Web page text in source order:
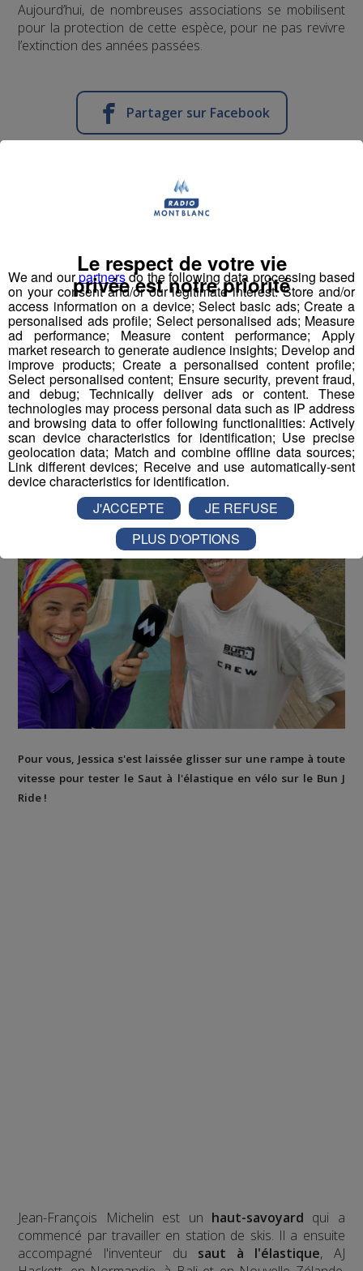
Aujourd’hui, de nombreuses associations se mobilisent
pour la protection de cette espèce, pour ne pas revivre
l’extinction des années passées.
Partager sur Facebook
Partager sur Twitter
Testé Approuvé | Faites du Saut à
l'élastique... en vélo avec Jessica !
Publié par La rédaction Montblanclive 27 juin 2018 à 10h00
-Mis à jour le 16 août 2018 à 15h34
Le Magazine Radio Mont Blanc
Animation
La Matinale des Super Lève-Tôt
Découverte
Pour vous, Jessica s'est laissée glisser sur une rampe à toute
vitesse pour tester le Saut à l'élastique en vélo sur le Bun J
Ride !
Jean-François Michelin est un haut-savoyard qui a
commencé par travailler en station de skis. Il a ensuite
accompagné l'inventeur du saut à l'élastique, AJ
We and ourpartnersdo the following data processing based
on your consent and/or our legitimate interest: Store and/or
access information on a device; Select basic ads; Create a
personalised ads profile; Select personalised ads; Measure
ad performance; Measure content performance; Apply
market research to generate audience insights; Develop and
improve products; Create a personalised content profile;
Select personalised content; Ensure security, prevent fraud,
and debug; Technically deliver ads or content. These
technologies may process personal data such as IP address
and browsing data to offer following functionalities: Actively
scan device characteristics for identification; Use precise
geolocation data; Match and combine offline data sources;
Link different devices; Receive and use automatically-sent
device characteristics for identification.
Le respect de votre vie
privée est notre priorité
J'ACCEPTE
JE REFUSE
PLUS D'OPTIONS